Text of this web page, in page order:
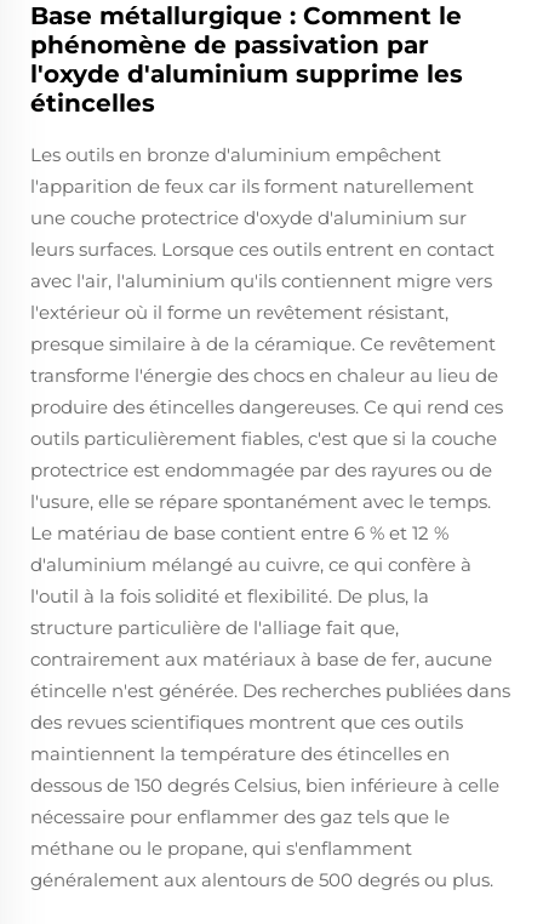
Base métallurgique : Comment le
phénomène de passivation par
l'oxyde d'aluminium supprime les
étincelles
Les outils en bronze d'aluminium empêchent
l'apparition de feux car ils forment naturellement
une couche protectrice d'oxyde d'aluminium sur
leurs surfaces. Lorsque ces outils entrent en contact
avec l'air, l'aluminium qu'ils contiennent migre vers
l'extérieur où il forme un revêtement résistant,
presque similaire à de la céramique. Ce revêtement
transforme l'énergie des chocs en chaleur au lieu de
produire des étincelles dangereuses. Ce qui rend ces
outils particulièrement fiables, c'est que si la couche
protectrice est endommagée par des rayures ou de
l'usure, elle se répare spontanément avec le temps.
Le matériau de base contient entre 6 % et 12 %
d'aluminium mélangé au cuivre, ce qui confère à
l'outil à la fois solidité et flexibilité. De plus, la
structure particulière de l'alliage fait que,
contrairement aux matériaux à base de fer, aucune
étincelle n'est générée. Des recherches publiées dans
des revues scientifiques montrent que ces outils
maintiennent la température des étincelles en
dessous de 150 degrés Celsius, bien inférieure à celle
nécessaire pour enflammer des gaz tels que le
méthane ou le propane, qui s'enflamment
généralement aux alentours de 500 degrés ou plus.